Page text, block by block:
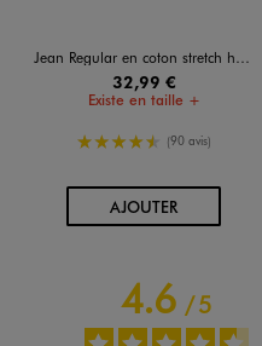
Jean Regular en coton stretch homme
32,99 €
Existe en taille +
4.5/5 de moyenne
(90 avis)
AJOUTERAU PANIER
4.6/5